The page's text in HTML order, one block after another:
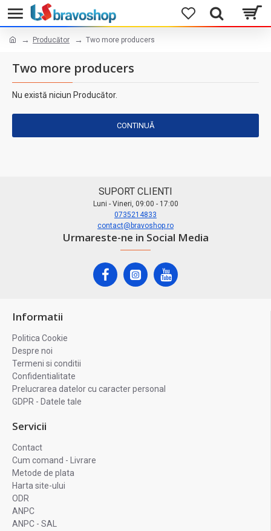
Producător Two more producers
Two more producers
Nu există niciun Producător.
CONTINUĂ
SUPORT CLIENTI
Luni - Vineri, 09:00 - 17:00
0735214833
contact@bravoshop.ro
Urmareste-ne in Social Media
Informatii
Politica Cookie
Despre noi
Termeni si conditii
Confidentialitate
Prelucrarea datelor cu caracter personal
GDPR - Datele tale
Servicii
Contact
Cum comand - Livrare
Metode de plata
Harta site-ului
ODR
ANPC
ANPC - SAL